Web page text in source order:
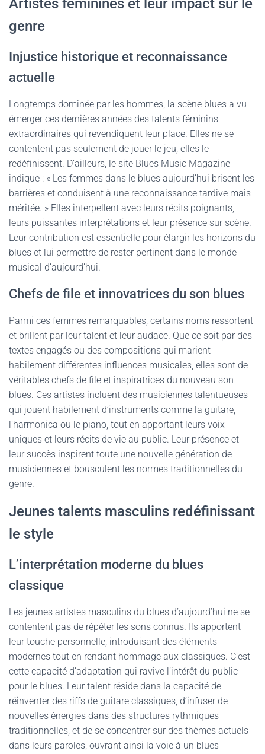
Artistes féminines et leur impact sur le
genre
Injustice historique et reconnaissance
actuelle
Longtemps dominée par les hommes, la scène blues a vu
émerger ces dernières années des talents féminins
extraordinaires qui revendiquent leur place. Elles ne se
contentent pas seulement de jouer le jeu, elles le
redéfinissent. D’ailleurs, le site Blues Music Magazine
indique : « Les femmes dans le blues aujourd’hui brisent les
barrières et conduisent à une reconnaissance tardive mais
méritée. » Elles interpellent avec leurs récits poignants,
leurs puissantes interprétations et leur présence sur scène.
Leur contribution est essentielle pour élargir les horizons du
blues et lui permettre de rester pertinent dans le monde
musical d’aujourd’hui.
Chefs de file et innovatrices du son blues
Parmi ces femmes remarquables, certains noms ressortent
et brillent par leur talent et leur audace. Que ce soit par des
textes engagés ou des compositions qui marient
habilement différentes influences musicales, elles sont de
véritables chefs de file et inspiratrices du nouveau son
blues. Ces artistes incluent des musiciennes talentueuses
qui jouent habilement d’instruments comme la guitare,
l’harmonica ou le piano, tout en apportant leurs voix
uniques et leurs récits de vie au public. Leur présence et
leur succès inspirent toute une nouvelle génération de
musiciennes et bousculent les normes traditionnelles du
genre.
Jeunes talents masculins redéfinissant
le style
L’interprétation moderne du blues
classique
Les jeunes artistes masculins du blues d’aujourd’hui ne se
contentent pas de répéter les sons connus. Ils apportent
leur touche personnelle, introduisant des éléments
modernes tout en rendant hommage aux classiques. C’est
cette capacité d’adaptation qui ravive l’intérêt du public
pour le blues. Leur talent réside dans la capacité de
réinventer des riffs de guitare classiques, d’infuser de
nouvelles énergies dans des structures rythmiques
traditionnelles, et de se concentrer sur des thèmes actuels
dans leurs paroles, ouvrant ainsi la voie à un blues